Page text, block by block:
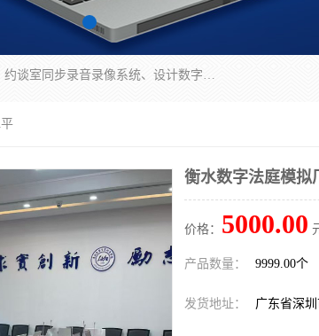
深圳鼎立宏泰科技有限公司专注做语音录像系统；主要服务有：约谈室同步录音录像系统、设计数字询问同步录音录像、数字约谈室同步录音录像、公开听证室、智慧庭审、智能语音识别转写、远程提讯（提审）、记录仪、远程指挥综合管理平台、录播系统等
衡水数字法庭模拟
价格： 5000.00
产品数量： 9999.00个
发货地址： 广东省深